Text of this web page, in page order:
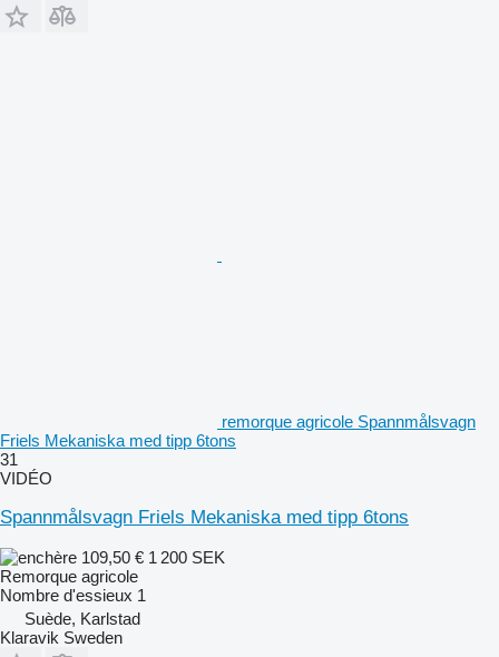
remorque agricole Spannmålsvagn
Friels Mekaniska med tipp 6tons
31
VIDÉO
Spannmålsvagn Friels Mekaniska med tipp 6tons
109,50 € 1 200 SEK
Remorque agricole
Nombre d'essieux 1
Suède, Karlstad
Klaravik Sweden